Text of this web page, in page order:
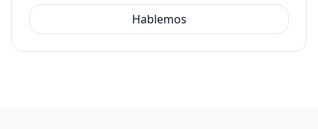
Hablemos